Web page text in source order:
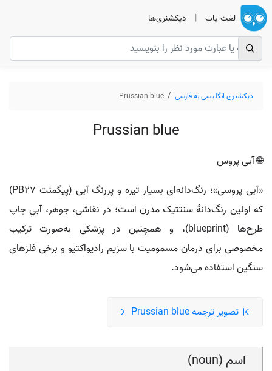
لغت یاب | دیکشنری‌ها
دیکشنری انگلیسی به فارسی Prussian blue
Prussian blue
🌐 آبی پروس
«آبی پروسی»؛ رنگ‌دانه‌ای بسیار تیره و پررنگ آبی (پیگمنت PB27)
که اولین رنگ‌دانهٔ سنتتیک مدرن است؛ در نقاشی، جوهر، آبیِ چاپ
طرح‌ها (blueprint)، و همچنین در پزشکی به‌صورت ترکیب
مخصوصی برای درمان مسمومیت با سزیم رادیواکتیو و برخی فلزهای
سنگین استفاده می‌شود.
تصویر ترجمه Prussian blue
اسم (noun)